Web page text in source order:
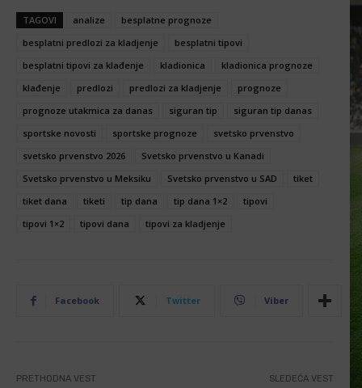
TAGOVI analize
besplatne prognoze
besplatni predlozi za kladjenje
besplatni tipovi
besplatni tipovi za klađenje
kladionica
kladionica prognoze
klađenje
predlozi predlozi za kladjenje
prognoze
prognoze utakmica za danas
siguran tip
siguran tip danas
sportske novosti
sportske prognoze
svetsko prvenstvo
svetsko prvenstvo 2026
Svetsko prvenstvo u Kanadi
Svetsko prvenstvo u Meksiku
Svetsko prvenstvo u SAD
tiket
tiket dana
tiketi tip dana tip dana 1×2
tipovi
tipovi 1×2
tipovi dana tipovi za kladjenje
Facebook Twitter Viber
PRETHODNA VEST SLEDEĆA VEST